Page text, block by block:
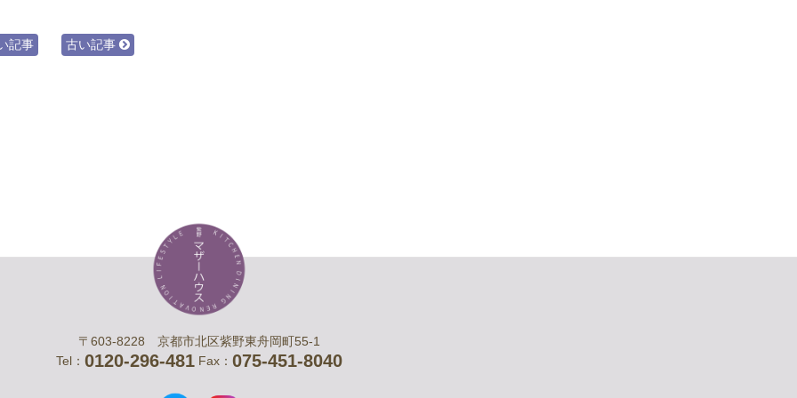
記事 古い記事
〒603-8228 京都市北区紫野東舟岡町55-1
Tel： 0120-296-481 Fax： 075-451-8040